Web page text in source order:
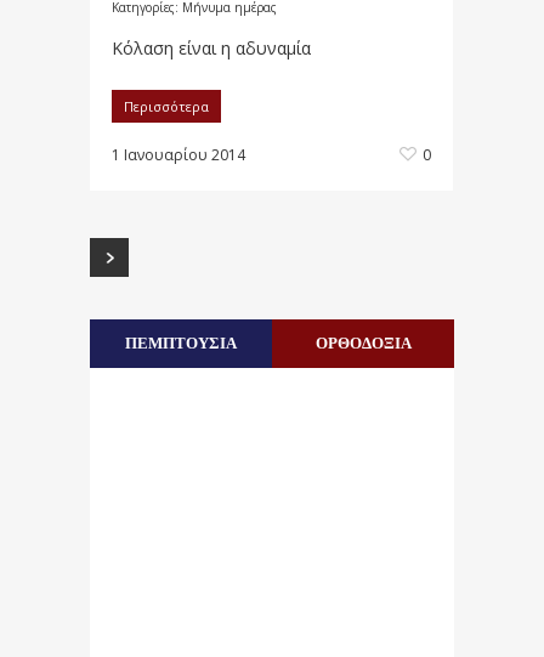
Κατηγορίες: Μήνυμα ημέρας
Κόλαση είναι η αδυναμία
Περισσότερα
1 Ιανουαρίου 2014 0
ΠΕΜΠΤΟΥΣΙΑ ΟΡΘΟΔΟΞΙΑ